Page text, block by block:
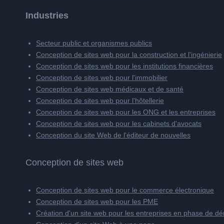
Industries
Secteur public et organismes publics
Conception de sites web pour la construction et l'ingénierie
Conception de sites web pour les institutions financières
Conception de sites web pour l'immobilier
Conception de sites web médicaux et de santé
Conception de sites web pour l'hôtellerie
Conception de sites web pour les ONG et les entreprises
Conception de sites web pour les cabinets d'avocats
Conception du site Web de l'éditeur de nouvelles
Conception de sites web
Conception de sites web pour le commerce électronique
Conception de sites web pour les PME
Création d'un site web pour les entreprises en phase de